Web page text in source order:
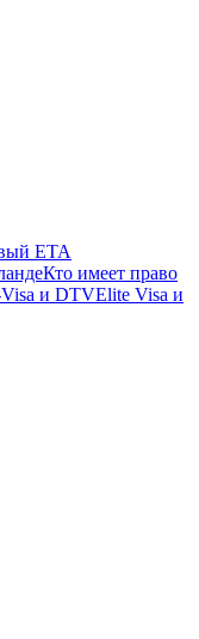
ETA
Кто имеет право
и DTVElite Visa и